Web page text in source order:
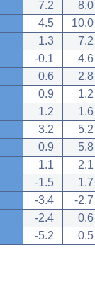
7.2
8.0
4.5
10.0
1.3
7.2
-0.1
4.6
0.6
2.8
0.9
1.2
1.2
1.6
3.2
5.2
0.9
5.8
1.1
2.1
-1.5
1.7
-3.4
-2.7
-2.4
0.6
-5.2 0.5